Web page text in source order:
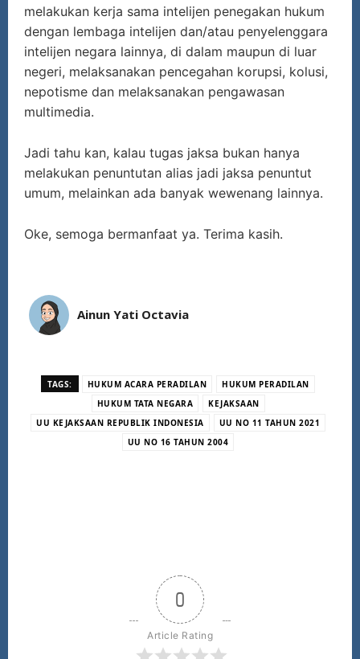
melakukan kerja sama intelijen penegakan hukum
dengan lembaga intelijen dan/atau penyelenggara
intelijen negara lainnya, di dalam maupun di luar
negeri, melaksanakan pencegahan korupsi, kolusi,
nepotisme dan melaksanakan pengawasan
multimedia.
Jadi tahu kan, kalau tugas jaksa bukan hanya
melakukan penuntutan alias jadi jaksa penuntut
umum, melainkan ada banyak wewenang lainnya.
Oke, semoga bermanfaat ya. Terima kasih.
Ainun Yati Octavia
TAGS: HUKUM ACARA PERADILAN
HUKUM PERADILAN
HUKUM TATA NEGARA
KEJAKSAAN
UU KEJAKSAAN REPUBLIK INDONESIA
UU NO 11 TAHUN 2021
UU NO 16 TAHUN 2004
0
Article Rating